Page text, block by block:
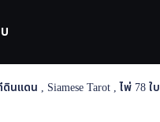
แดน , Siamese Tarot , ไพ่ 78 ใบ